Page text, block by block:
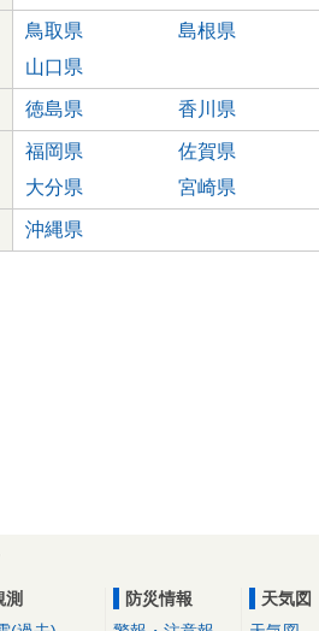
鳥取県
島根県
山口県
徳島県 香川県
福岡県
佐賀県
大分県
宮崎県
沖縄県
測
防災情報
天気図